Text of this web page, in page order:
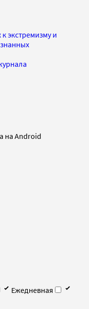
экстремизму и
на Android
Ежедневная